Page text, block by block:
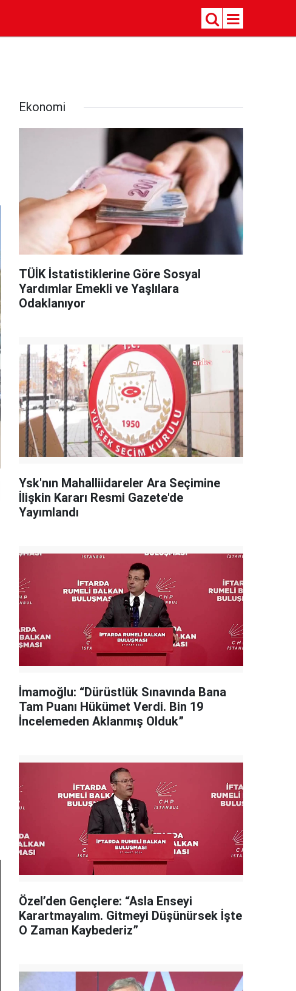
Ekonomi
TÜİK İstatistiklerine Göre Sosyal
Yardımlar Emekli ve Yaşlılara
Odaklanıyor
Ysk'nın Mahalliidareler Ara Seçimine
İlişkin Kararı Resmi Gazete'de
Yayımlandı
İmamoğlu: “Dürüstlük Sınavında Bana
Tam Puanı Hükümet Verdi. Bin 19
İncelemeden Aklanmış Olduk”
Özel’den Gençlere: “Asla Enseyi
Karartmayalım. Gitmeyi Düşünürsek İşte
O Zaman Kaybederiz”